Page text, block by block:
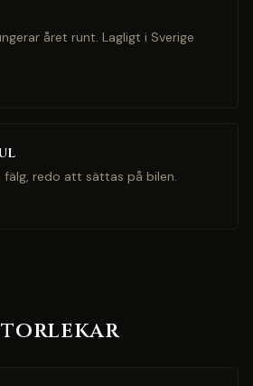
året runt. Lagligt i Sverige
redo att sättas på bilen.